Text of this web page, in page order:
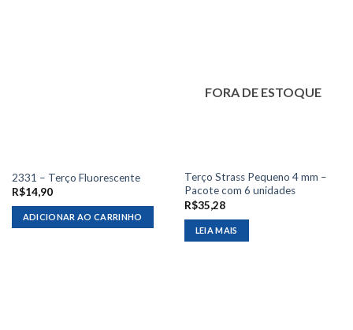
2331 – Terço Fluorescente
R$14,90
ADICIONAR AO CARRINHO
FORA DE ESTOQUE
Terço Strass Pequeno 4 mm –
Pacote com 6 unidades
R$35,28
LEIA MAIS